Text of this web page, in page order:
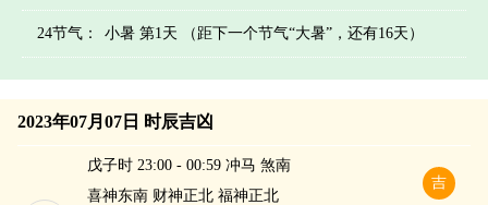
24节气： 小暑 第1天 （距下一个节气“大暑”，还有16天）
2023年07月07日 时辰吉凶
吉
戊子时 23:00 - 00:59 冲马 煞南
喜神东南 财神正北 福神正北